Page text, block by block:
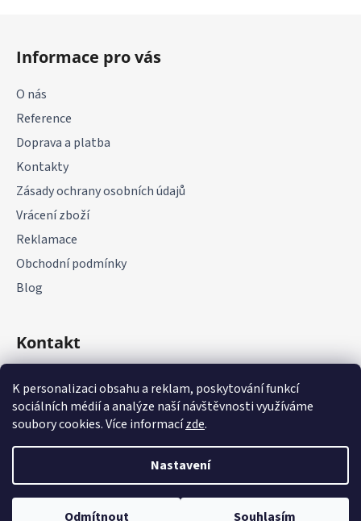
K personalizaci obsahu a reklam, poskytování funkcí
sociálních médií a analýze naší návštěvnosti využíváme
soubory cookies. Více informacízde.
Nastavení
Odmítnout Souhlasím
Informace pro vás
O nás
Reference
Doprava a platba
Kontakty
Zásady ochrany osobních údajů
Vrácení zboží
Reklamace
Obchodní podmínky
Blog
Kontakt
+420 775 177 085
Vytvořil Shoptet